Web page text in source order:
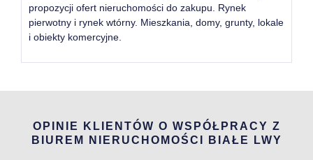
propozycji ofert nieruchomości do zakupu. Rynek
pierwotny i rynek wtórny. Mieszkania, domy, grunty, lokale
i obiekty komercyjne.
OPINIE KLIENTÓW O WSPÓŁPRACY Z
BIUREM NIERUCHOMOŚCI BIAŁE LWY